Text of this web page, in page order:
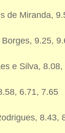
de Miranda,
9.25,
e Silva,
6.71, 7.65
8.43,